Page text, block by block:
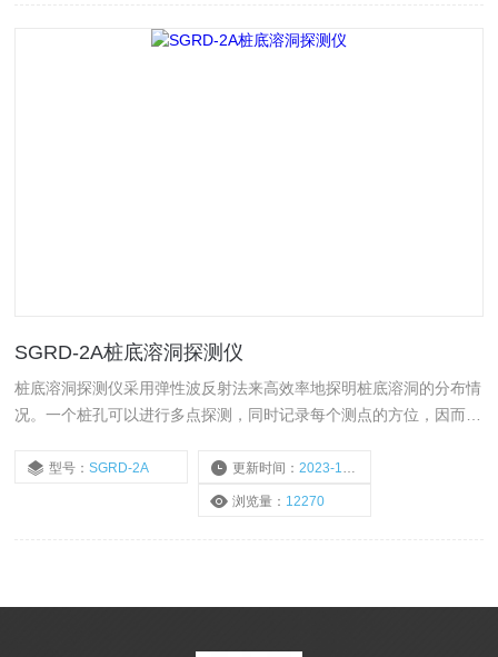
SGRD-2A桩底溶洞探测仪
桩底溶洞探测仪采用弹性波反射法来高效率地探明桩底溶洞的分布情
况。一个桩孔可以进行多点探测，同时记录每个测点的方位，因而可
质体表面的反射强度和时间，可以准确地探明岩溶在桩底的埋藏深
度。探测时无须复杂的准备工作，探测过程由设备控制，简单快捷。
型号：SGRD-2A 更新时间： 2023-11-23
浏览量： 12270